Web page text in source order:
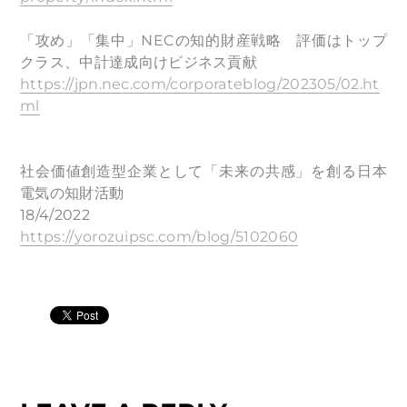
「攻め」「集中」NECの知的財産戦略 評価はトップ
クラス、中計達成向けビジネス貢献
https://jpn.nec.com/corporateblog/202305/02.ht
ml
社会価値創造型企業として「未来の共感」を創る日本
電気の知財活動
18/4/2022
https://yorozuipsc.com/blog/5102060